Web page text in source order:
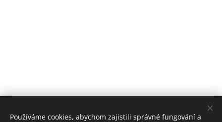
Používáme cookies, abychom zajistili správné fungování a